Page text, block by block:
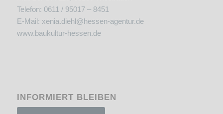
Telefon: 0611 / 95017 – 8451
E-Mail: xenia.diehl@hessen-agentur.de
www.baukultur-hessen.de
INFORMIERT BLEIBEN